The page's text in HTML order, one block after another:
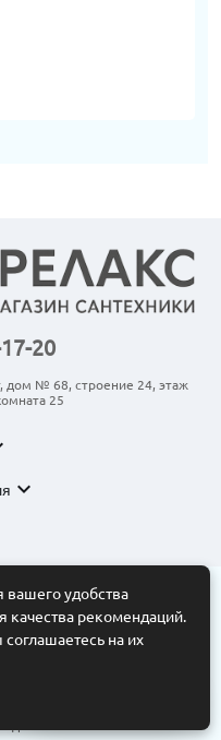
20
дом № 68, строение 24, этаж
25
expand_more
“АНКОМ”
владельцам. Копирование
бы то ни было форме без
запрещено. Интернет-
характер.
фото и цены сайта не
положениями Статьи
удобства
качества рекомендаций.
на их